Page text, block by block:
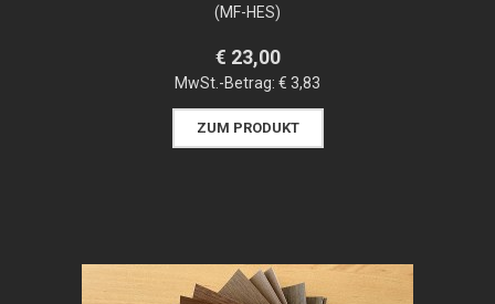
(MF-HES)
€ 23,00
MwSt.-Betrag: € 3,83
ZUM PRODUKT